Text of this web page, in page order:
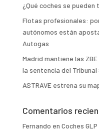
¿Qué coches se
Flotas profesionales:
autónomos están
Autogas
Madrid mantiene las
la sentencia del Tribunal
ASTRAVE estrena su
Comentarios
Fernando en Coches